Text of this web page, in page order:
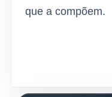
que a compõem.